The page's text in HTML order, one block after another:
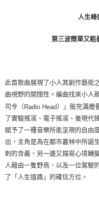
人生峰
第三波簡單又粗
此首歌曲展現了小人其創作藝術
曲視野的開闊性。編曲找來小人
司令（Radio Head）」般充滿層
了實驗搖滾、電子搖滾、後現代
賦予了一種音樂所能呈現的自由
出，主角是為在都市叢林中所誕
刺的含義，另一邊又描寫心境轉
人藉由一隻野鳥、以及一位駕駛
了「人生道路」的確信方位。